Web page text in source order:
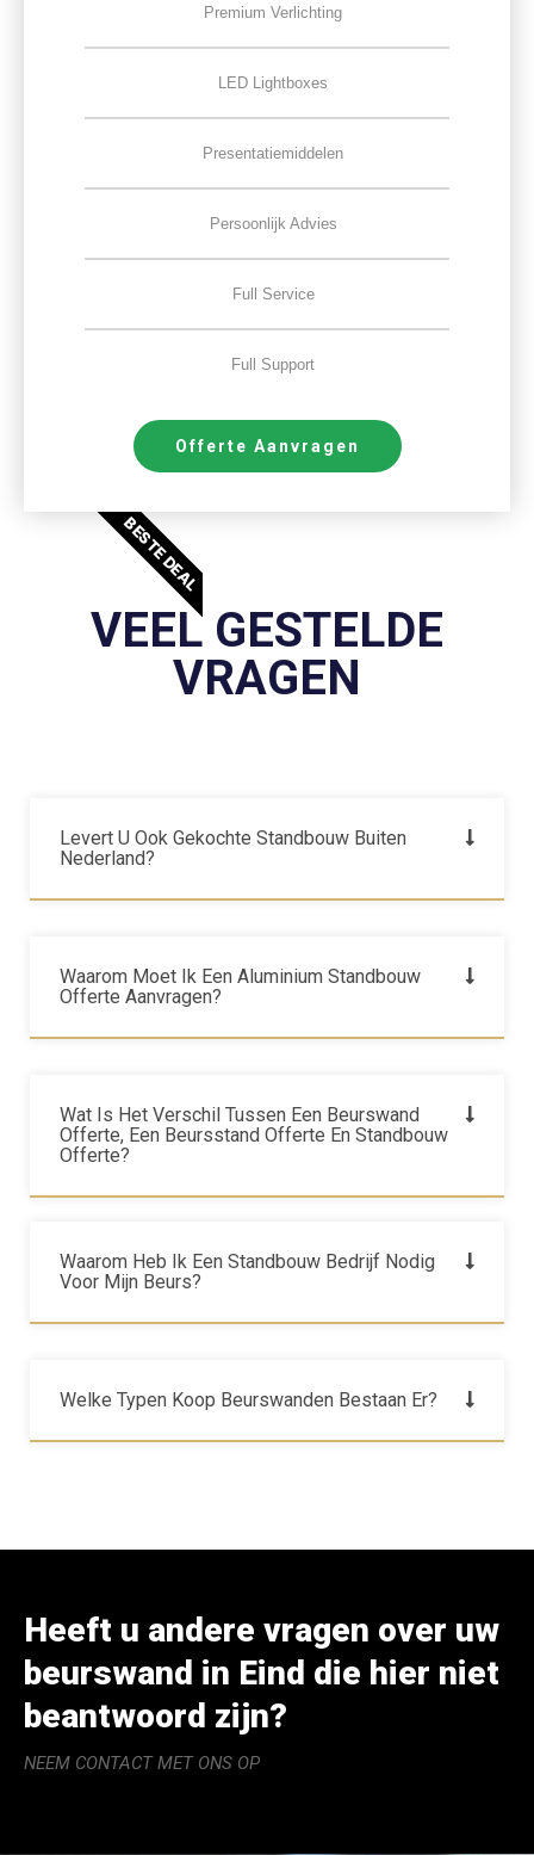
Premium Verlichting
LED Lightboxes
Presentatiemiddelen
Persoonlijk Advies
Full Service
Full Support
Offerte Aanvragen
BESTE DEAL
VEEL GESTELDE
VRAGEN
Levert U Ook Gekochte Standbouw Buiten
Nederland?
Waarom Moet Ik Een Aluminium Standbouw
Offerte Aanvragen?
Wat Is Het Verschil Tussen Een Beurswand
Offerte, Een Beursstand Offerte En Standbouw
Offerte?
Waarom Heb Ik Een Standbouw Bedrijf Nodig
Voor Mijn Beurs?
Welke Typen Koop Beurswanden Bestaan Er?
Heeft u andere vragen over uw
beurswand in Eind die hier niet
beantwoord zijn?
NEEM CONTACT MET ONS OP